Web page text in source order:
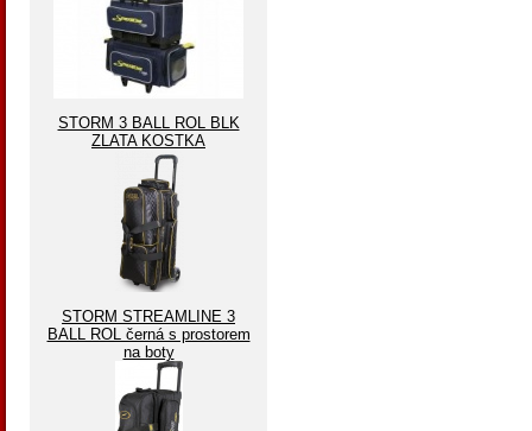
STORM 3 BALL ROL BLK
ZLATA KOSTKA
STORM STREAMLINE 3
BALL ROL černá s prostorem
na boty